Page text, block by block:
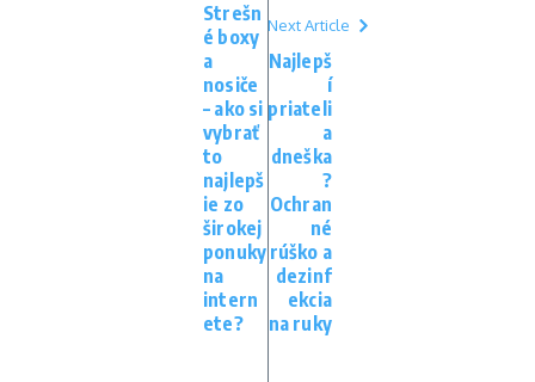
Strešn
é boxy
a
nosiče
– ako si
vybrať
to
najlepš
ie zo
širokej
ponuky
na
intern
ete?
Next Article
Najlepš
í
priateli
a
dneška
?
Ochran
né
rúško a
dezinf
ekcia
na ruky